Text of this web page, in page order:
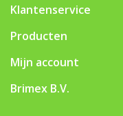
Klantenservice
Producten
Mijn account
Brimex B.V.